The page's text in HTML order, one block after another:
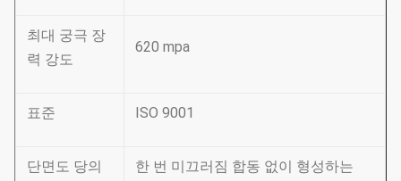
최대 궁극 장
력 강도
620 mpa
표준 ISO 9001
단면도 당의
한 번 미끄러짐 합동 없이 형성하는